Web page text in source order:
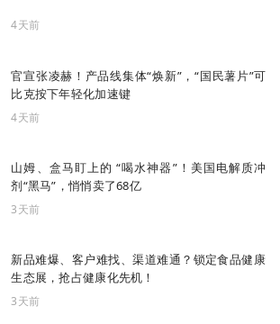
4天前
官宣张凌赫！产品线集体“焕新”，“国民薯片”可
比克按下年轻化加速键
4天前
山姆、盒马盯上的 “喝水神器”！美国电解质冲
剂“黑马”，悄悄卖了68亿
3天前
新品难爆、客户难找、渠道难通？锁定食品健康
生态展，抢占健康化先机！
3天前